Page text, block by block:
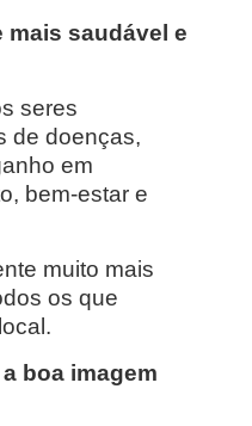
mais saudável e
seres
de doenças,
em
bem-estar e
muito mais
os que
boa imagem